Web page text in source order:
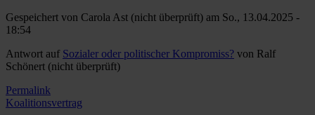
Gespeichert von Carola Ast (nicht überprüft) am So., 13.04.2025 -
18:54
Antwort auf Sozialer oder politischer Kompromiss? von Ralf
Schönert (nicht überprüft)
Permalink
Koalitionsvertrag